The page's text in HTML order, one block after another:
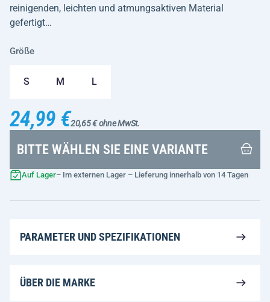
reinigenden, leichten und atmungsaktiven Material
gefertigt…
Größe
S M L
24,99 €20,65 € ohne MwSt.
BITTE WÄHLEN SIE EINE VARIANTE
Auf Lager– Im externen Lager – Lieferung innerhalb von 14 Tagen
PARAMETER UND SPEZIFIKATIONEN
ÜBER DIE MARKE